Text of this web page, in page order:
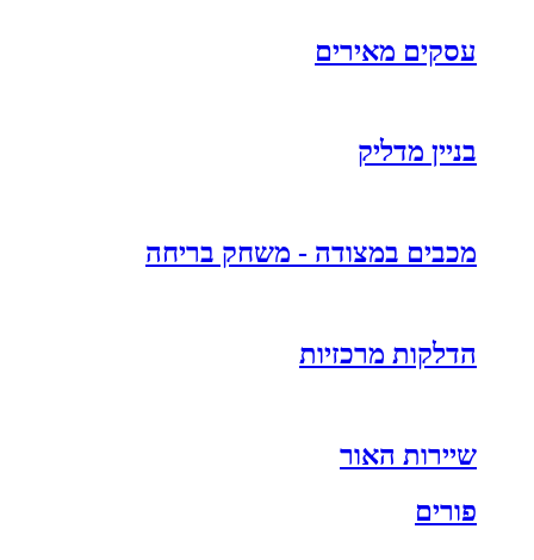
עסקים מאירים
בניין מדליק
מכבים במצודה - משחק בריחה
הדלקות מרכזיות
שיירות האור
פורים